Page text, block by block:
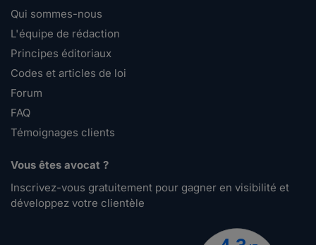
Qui sommes-nous
L'équipe de rédaction
Principes éditoriaux
Codes et articles de loi
Forum
FAQ
Témoignages clients
Vous êtes avocat ?
Inscrivez-vous gratuitement pour gagner en visibilité et
développez votre clientèle